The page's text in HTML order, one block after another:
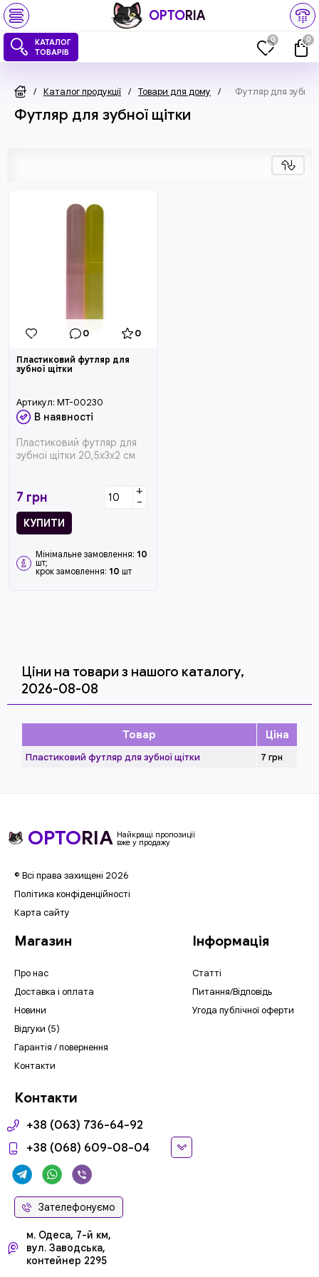
OPTORIA
КАТАЛОГ
ТОВАРІВ
0 0
/ Каталог продукції / Товари для дому / Футляр для зубної
Футляр для зубної щітки
0 0
Пластиковий футляр для
зубної щітки
Артикул: MT-00230
В наявності
Пластиковий футляр для
зубної щітки 20,5x3x2 см
7 грн +
-
КУПИТИ
Мінімальне замовлення: 10
шт;
крок замовлення: 10 шт
Ціни на товари з нашого каталогу,
2026-08-08
Товар Ціна
Пластиковий футляр для зубної щітки 7 грн
OPTORIA Найкращі пропозиції
вже у продажу
© Всі права захищені 2026
Політика конфіденційності
Карта сайту
Магазин
Про нас
Доставка і оплата
Новини
Відгуки (5)
Гарантія / повернення
Контакти
Інформація
Статті
Питання/Відповідь
Угода публічної оферти
Контакти
+38 (063) 736-64-92
+38 (068) 609-08-04
Зателефонуємо
м. Одеса, 7-й км,
вул. Заводська,
контейнер 2295